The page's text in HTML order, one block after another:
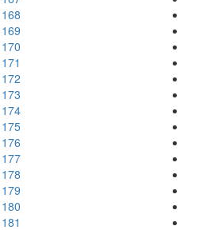
168
169
170
171
172
173
174
175
176
177
178
179
180
181